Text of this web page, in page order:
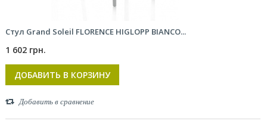
Стул Grand Soleil FLORENCE HIGLOPP BIANCO...
1 602 грн.
ДОБАВИТЬ В КОРЗИНУ
Добавить в сравнение